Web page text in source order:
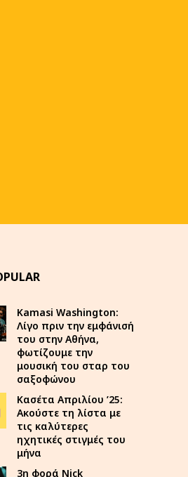
Kamasi Washington:
Λίγο πριν την εμφάνισή
του στην Αθήνα,
φωτίζουμε την
μουσική του σταρ του
σαξοφώνου
Κασέτα Απριλίου ’25:
Ακούστε τη λίστα με
τις καλύτερες
ηχητικές στιγμές του
μήνα
3η φορά Nick